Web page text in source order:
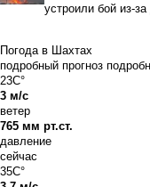
устроили бой из-за
Погода в Шахтах
подробный прогноз
23C°
3 м/с
ветер
765 мм рт.ст.
давление
сейчас
35C°